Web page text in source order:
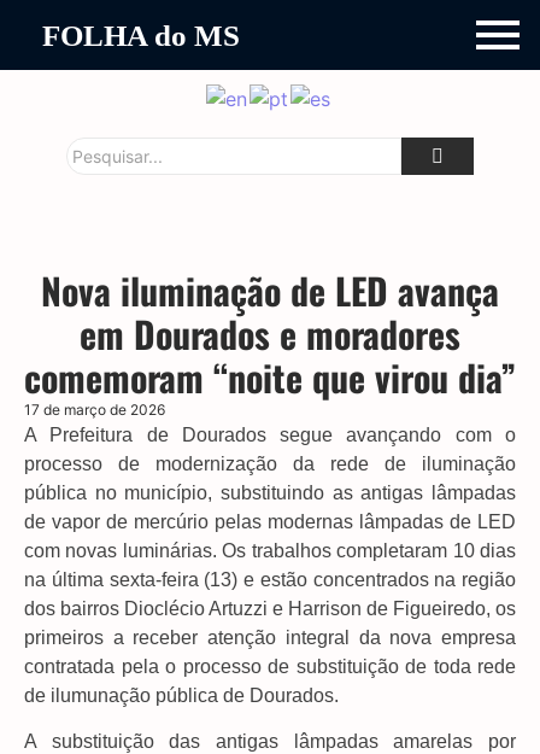
FOLHA do MS
Nova iluminação de LED avança
em Dourados e moradores
comemoram “noite que virou dia”
17 de março de 2026
A Prefeitura de Dourados segue avançando com o
processo de modernização da rede de iluminação
pública no município, substituindo as antigas lâmpadas
de vapor de mercúrio pelas modernas lâmpadas de LED
com novas luminárias. Os trabalhos completaram 10 dias
na última sexta-feira (13) e estão concentrados na região
dos bairros Dioclécio Artuzzi e Harrison de Figueiredo, os
primeiros a receber atenção integral da nova empresa
contratada pela o processo de substituição de toda rede
de ilumunação pública de Dourados.
A substituição das antigas lâmpadas amarelas por